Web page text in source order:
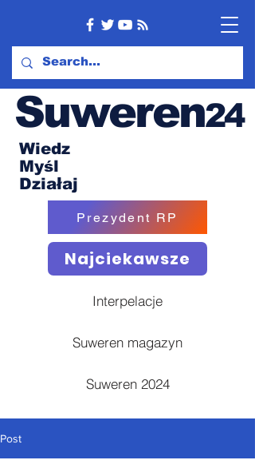
Suweren24
Wiedz
Myśl
Działaj
Prezydent RP
Najciekawsze
Interpelacje
Suweren magazyn
Suweren 2024
Post